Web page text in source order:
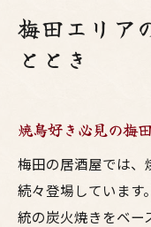
大阪時間
梅田エリア
ととき
焼鳥好き必見の梅
梅田の居酒屋では、
続々登場しています
統の炭火焼きをベー